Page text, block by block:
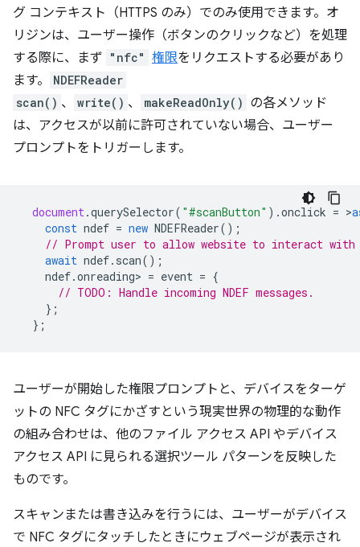
グ コンテキスト（HTTPS のみ）でのみ使用できます。オ
リジンは、ユーザー操作（ボタンのクリックなど）を処理
する際に、まず "nfc" 権限をリクエストする必要があり
ます。
NDEFReader
scan() 、 write() 、 makeReadOnly() の各メソッド
は、アクセスが以前に許可されていない場合、ユーザー
プロンプトをトリガーします。
document.querySelector( "#scanButton" ).onclick = >
const ndef = new NDEFReader();
// Prompt user to allow website to interact with
await ndef. scan();
ndef.onreading> = event = {
// TODO: Handle incoming NDEF messages.
};
};
ユーザーが開始した権限プロンプトと、デバイスをターゲ
ットの NFC タグにかざすという現実世界の物理的な動作
の組み合わせは、他のファイル アクセス API やデバイス
アクセス API に見られる選択ツール パターンを反映した
ものです。
スキャンまたは書き込みを行うには、ユーザーがデバイス
で NFC タグにタッチしたときにウェブページが表示され